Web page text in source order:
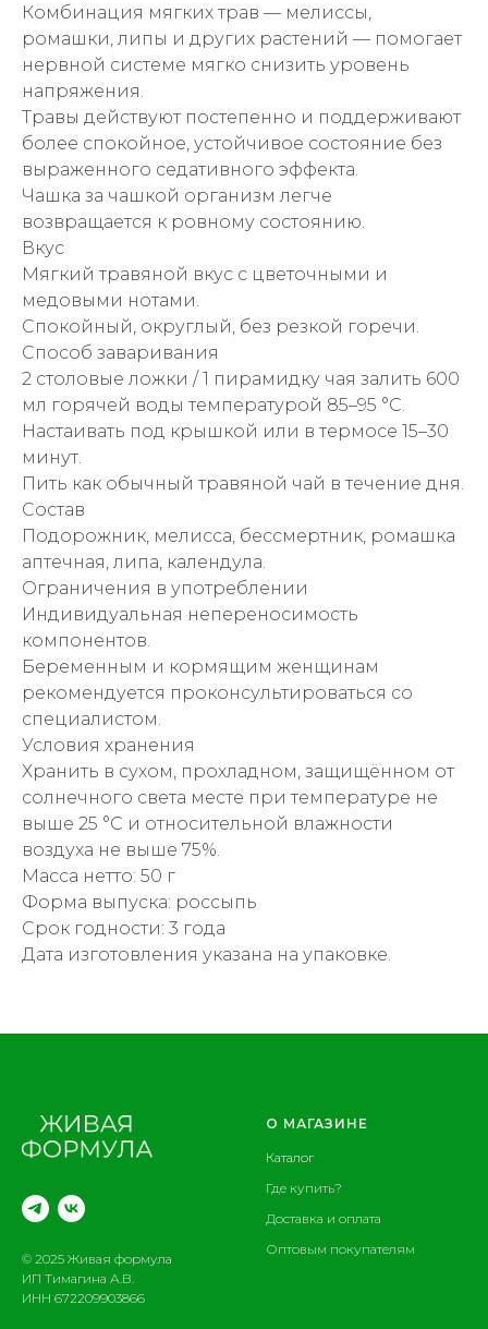
Комбинация мягких трав — мелиссы,
ромашки, липы и других растений — помогает
нервной системе мягко снизить уровень
напряжения.
Травы действуют постепенно и поддерживают
более спокойное, устойчивое состояние без
выраженного седативного эффекта.
Чашка за чашкой организм легче
возвращается к ровному состоянию.
Вкус
Мягкий травяной вкус с цветочными и
медовыми нотами.
Спокойный, округлый, без резкой горечи.
Способ заваривания
2 столовые ложки / 1 пирамидку чая залить 600
мл горячей воды температурой 85–95 °C.
Настаивать под крышкой или в термосе 15–30
минут.
Пить как обычный травяной чай в течение дня.
Состав
Подорожник, мелисса, бессмертник, ромашка
аптечная, липа, календула.
Ограничения в употреблении
Индивидуальная непереносимость
компонентов.
Беременным и кормящим женщинам
рекомендуется проконсультироваться со
специалистом.
Условия хранения
Хранить в сухом, прохладном, защищённом от
солнечного света месте при температуре не
выше 25 °C и относительной влажности
воздуха не выше 75%.
Масса нетто: 50 г
Форма выпуска: россыпь
Срок годности: 3 года
Дата изготовления указана на упаковке.
© 2025 Живая формула
ИП Тимагина А.В.
ИНН 672209903866
О МАГАЗИНЕ
Каталог
Где купить?
Доставка и оплата
Оптовым покупателям